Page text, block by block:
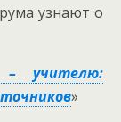
узнают о
– учителю:
»